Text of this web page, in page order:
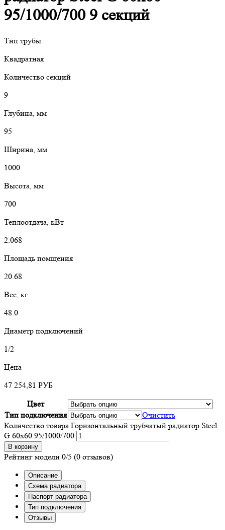
95/1000/700 9 секций
Тип трубы
Квадратная
Количество секций
9
Глубина, мм
95
Ширина, мм
1000
Высота, мм
700
Теплоотдача, кВт
2.068
Площадь помщения
20.68
Вес, кг
48.0
Диаметр подключений
1/2
Цена
47 254,81 РУБ
Цвет
Тип подключения
Очистить
Количество товара Горизонтальный трубчатый радиатор Steel
G 60х60 95/1000/700
В корзину
Рейтинг модели 0/5 (0 отзывов)
Описание
Схема радиатора
Паспорт радиатора
Тип подключения
Отзывы